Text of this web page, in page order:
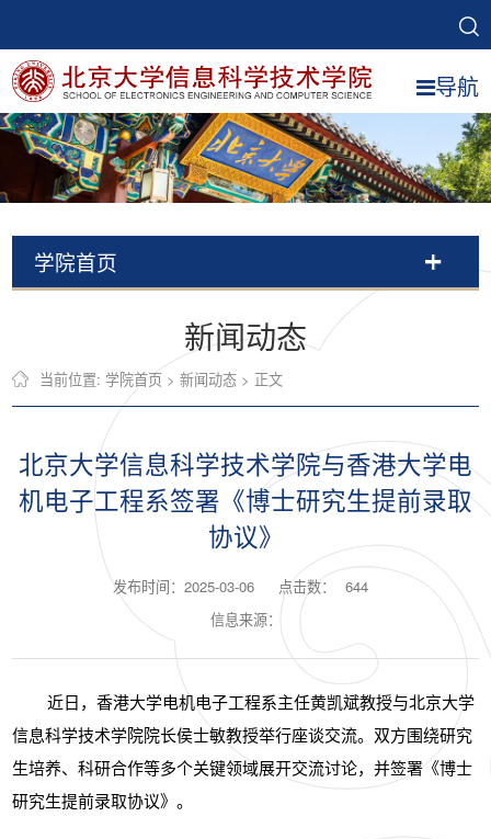
导航
学院首页
新闻动态
当前位置:学院首页 >新闻动态 > 正文
北京大学信息科学技术学院与香港大学电
机电子工程系签署《博士研究生提前录取
协议》
发布时间：2025-03-06 点击数：
644
信息来源：
近日，香港大学电机电子工程系主任黄凯斌教授与北京大学
信息科学技术学院院长侯士敏教授举行座谈交流。双方围绕研究
生培养、科研合作等多个关键领域展开交流讨论，并签署《博士
研究生提前录取协议》。